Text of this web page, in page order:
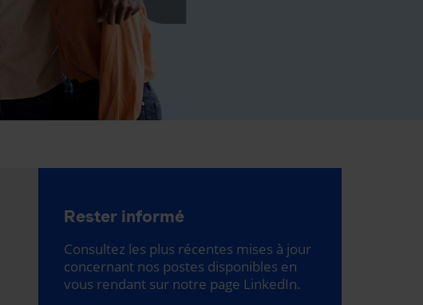
Rester informé
Consultez les plus récentes mises à jour
concernant nos postes disponibles en
vous rendant sur notre page LinkedIn.